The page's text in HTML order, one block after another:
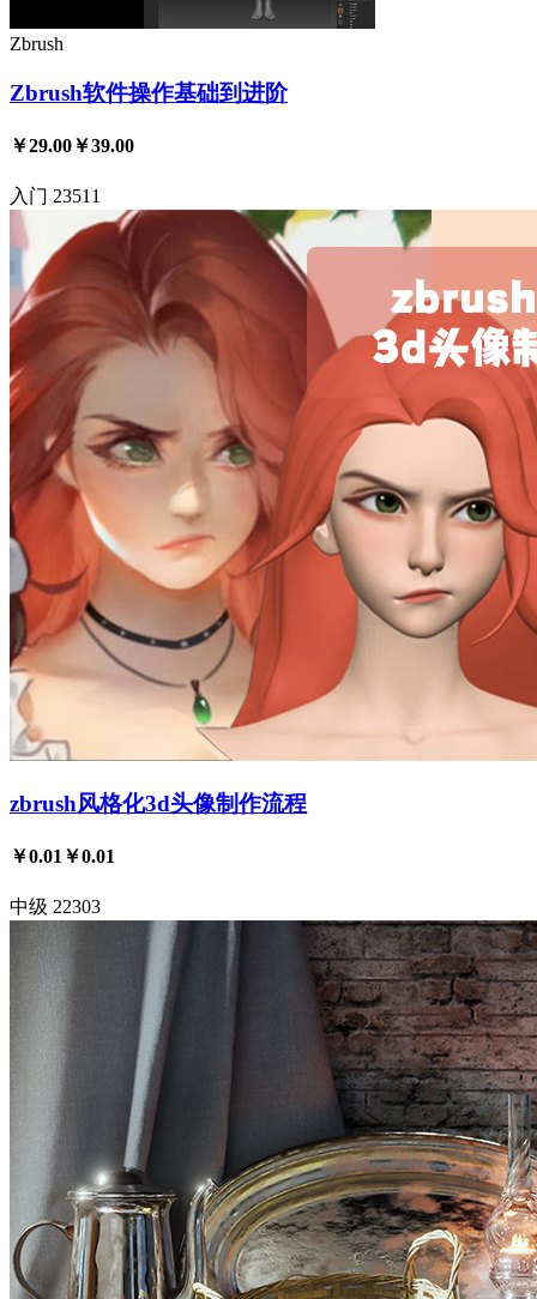
Zbrush
Zbrush软件操作基础到进阶
￥29.00￥39.00
入门 23511
zbrush风格化3d头像制作流程
￥0.01 ￥0.01
中级 22303